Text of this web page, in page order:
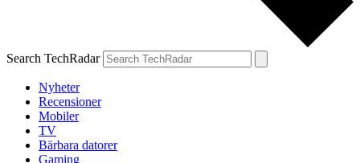
Search TechRadar
Nyheter
Recensioner
Mobiler
TV
Bärbara datorer
Gaming